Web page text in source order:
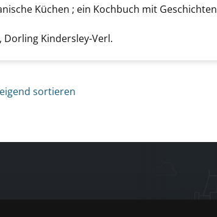
Küchen ; ein Kochbuch mit Geschichten
Dorling Kindersley-Verl.
sortieren